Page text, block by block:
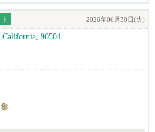
2026年06月30日(火)
, California, 90504